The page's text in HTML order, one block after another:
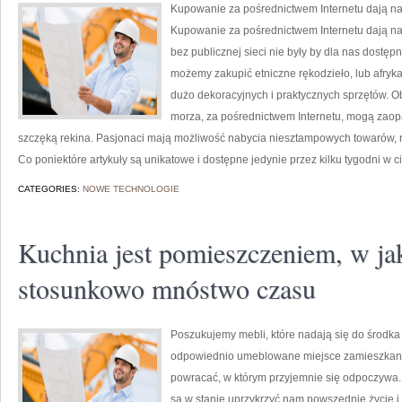
Kupowanie za pośrednictwem Internetu dają
Kupowanie za pośrednictwem Internetu dają
bez publicznej sieci nie były by dla nas
możemy zakupić etniczne rękodzieło, lub
dużo dekoracyjnych i praktycznych sprzętów.
morza, za pośrednictwem Internetu, mogą
szczęką rekina. Pasjonaci mają możliwość nabycia niesztampowych
Co poniektóre artykuły są unikatowe i dostępne jedynie przez kilku tygodni w
CATEGORIES: NOWE TECHNOLOGIE
Kuchnia jest pomieszczeniem, w
stosunkowo mnóstwo czasu
Poszukujemy mebli, które nadają się do
odpowiednio umeblowane miejsce
powracać, w którym przyjemnie się
są w stanie uprzykrzyć nam powszednie życie